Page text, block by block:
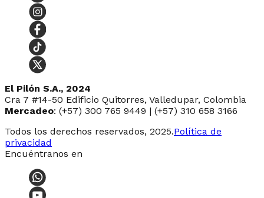
El Pilón S.A., 2024
Cra 7 #14-50 Edificio Quitorres, Valledupar, Colombia
Mercadeo: (+57) 300 765 9449 | (+57) 310 658 3166
Todos los derechos reservados, 2025.Política de
privacidad
Encuéntranos en